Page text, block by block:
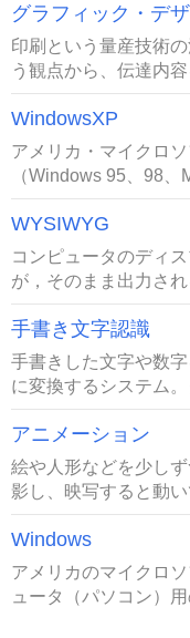
グラフィック・デ
印刷という量産技術
う観点から、伝達内
WindowsXP
アメリカ・マイクロ
（Windows 95、98、
WYSIWYG
コンピュータのディ
が，そのまま出力さ
手書き文字認識
手書きした文字や数
に変換するシステム
アニメーション
絵や人形などを少し
影し、映写すると動
Windows
アメリカのマイクロ
ュータ（パソコン）